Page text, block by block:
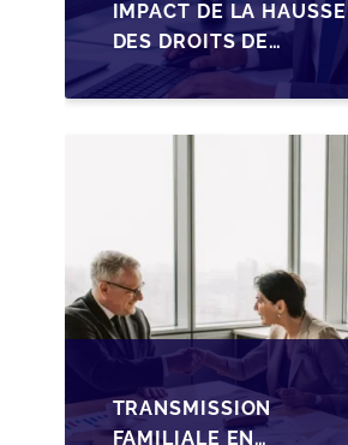
IMPACT DE LA HAUSSE
DES DROITS DE
SUCCESSION EN
WALLONIE SUR LA
TRANSMISSION
TRANSMISSION
FAMILIALE EN